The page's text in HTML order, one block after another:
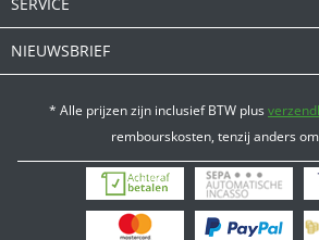
NIEUWSBRIEF
* Alle prijzen zijn inclusief BTW plus
rembourskosten, tenzij anders